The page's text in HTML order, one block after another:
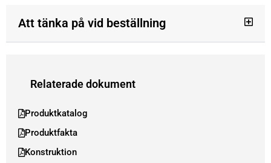
Att tänka på vid beställning
Relaterade dokument
Produktkatalog
Produktfakta
Konstruktion